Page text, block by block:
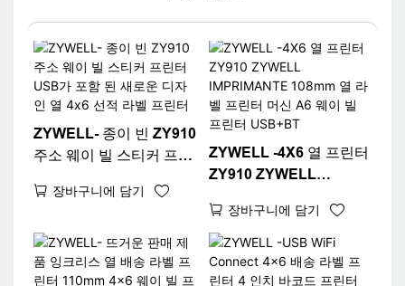
ZYWELL- 종이 빈 ZY910
주소 웨이 빌 스티커 프린
디자인 열 4x6 선적 라벨
장바구니에 담기
ZYWELL -4X6 열 프린터
ZY910 ZYWELL
열 라벨 프린터 머신 A6
웨이 빌 프린터 USB+BT
장바구니에 담기